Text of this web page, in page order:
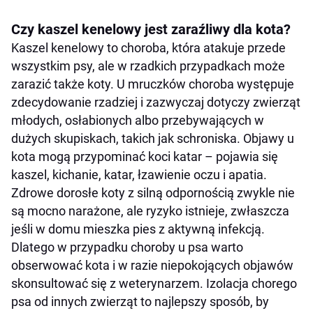
Czy kaszel kenelowy jest zaraźliwy dla kota?
Kaszel kenelowy to choroba, która atakuje przede
wszystkim psy, ale w rzadkich przypadkach może
zarazić także koty. U mruczków choroba występuje
zdecydowanie rzadziej i zazwyczaj dotyczy zwierząt
młodych, osłabionych albo przebywających w
dużych skupiskach, takich jak schroniska. Objawy u
kota mogą przypominać koci katar – pojawia się
kaszel, kichanie, katar, łzawienie oczu i apatia.
Zdrowe dorosłe koty z silną odpornością zwykle nie
są mocno narażone, ale ryzyko istnieje, zwłaszcza
jeśli w domu mieszka pies z aktywną infekcją.
Dlatego w przypadku choroby u psa warto
obserwować kota i w razie niepokojących objawów
skonsultować się z weterynarzem. Izolacja chorego
psa od innych zwierząt to najlepszy sposób, by